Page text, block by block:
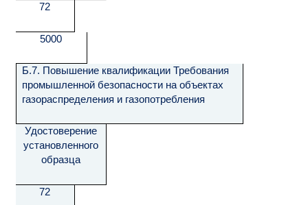
72
5000
Б.7. Повышение квалификации Требования
промышленной безопасности на объектах
газораспределения и газопотребления
Удостоверение
установленного
образца
72